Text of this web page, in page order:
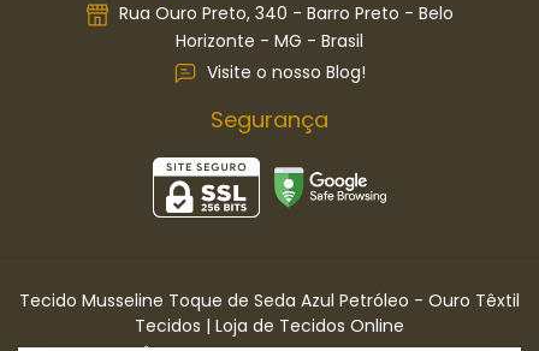
Rua Ouro Preto, 340 - Barro Preto - Belo
Horizonte - MG - Brasil
Visite o nosso Blog!
Segurança
Tecido Musseline Toque de Seda Azul Petróleo - Ouro Têxtil
Tecidos | Loja de Tecidos Online